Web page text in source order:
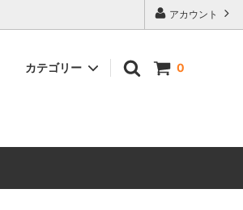
アカウント
0
カテゴリー